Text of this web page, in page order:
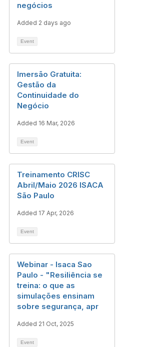
negócios
Added 2 days ago
Event
Imersão Gratuita:
Gestão da
Continuidade do
Negócio
Added 16 Mar, 2026
Event
Treinamento CRISC
Abril/Maio 2026 ISACA
São Paulo
Added 17 Apr, 2026
Event
Webinar - Isaca Sao
Paulo - "Resiliência se
treina: o que as
simulações ensinam
sobre segurança, apr
Added 21 Oct, 2025
Event